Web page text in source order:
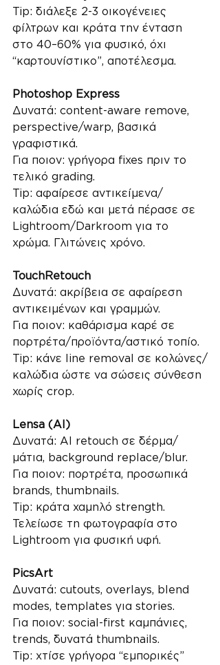
Tip: διάλεξε 2-3 οικογένειες
φίλτρων και κράτα την ένταση
στο 40–60% για φυσικό, όχι
“καρτουνίστικο”, αποτέλεσμα.
Photoshop Express
Δυνατά: content-aware remove,
perspective/warp, βασικά
γραφιστικά.
Για ποιον: γρήγορα fixes πριν το
τελικό grading.
Tip: αφαίρεσε αντικείμενα/
καλώδια εδώ και μετά πέρασε σε
Lightroom/Darkroom για το
χρώμα. Γλιτώνεις χρόνο.
TouchRetouch
Δυνατά: ακρίβεια σε αφαίρεση
αντικειμένων και γραμμών.
Για ποιον: καθάρισμα καρέ σε
πορτρέτα/προϊόντα/αστικό τοπίο.
Tip: κάνε line removal σε κολώνες/
καλώδια ώστε να σώσεις σύνθεση
χωρίς crop.
Lensa (AI)
Δυνατά: AI retouch σε δέρμα/
μάτια, background replace/blur.
Για ποιον: πορτρέτα, προσωπικά
brands, thumbnails.
Tip: κράτα χαμηλό strength.
Τελείωσε τη φωτογραφία στο
Lightroom για φυσική υφή.
PicsArt
Δυνατά: cutouts, overlays, blend
modes, templates για stories.
Για ποιον: social-first καμπάνιες,
trends, δυνατά thumbnails.
Tip: χτίσε γρήγορα “εμπορικές”